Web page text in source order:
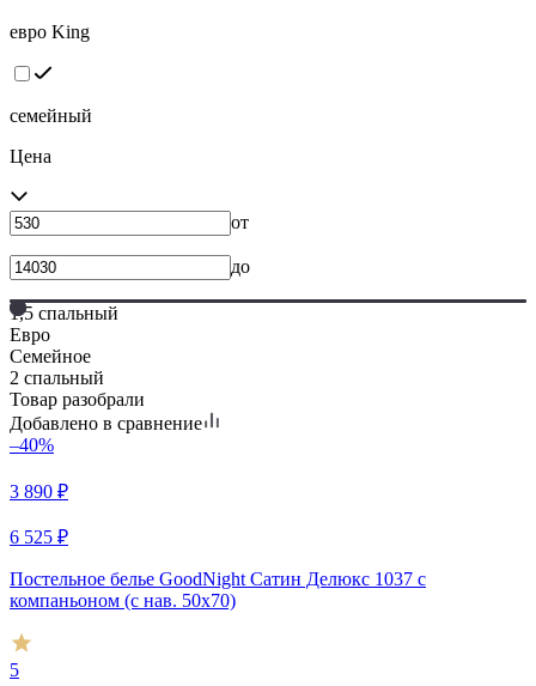
евро King
семейный
Цена
от
до
1,5 спальный
Евро
Семейное
2 спальный
Товар разобрали
Добавлено в сравнение
–40%
3 890 ₽
6 525 ₽
Постельное белье GoodNight Сатин Делюкс 1037 с
компаньоном (с нав. 50х70)
5